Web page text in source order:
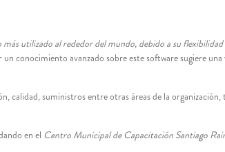
más utilizado al rededor del mundo, debido a su
conocimiento avanzado sobre este software sugiere
calidad, suministros entre otras áreas de la organización,
en el Centro Municipal de Capacitación Santiago